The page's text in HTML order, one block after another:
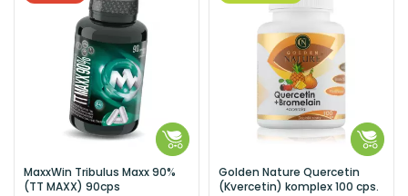
MaxxWin Tribulus Maxx 90%
(TT MAXX) 90cps
Golden Nature Quercetin
(Kvercetin) komplex 100 cps.